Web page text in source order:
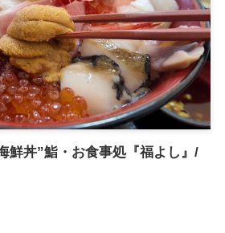
鮮丼”鮨・お食事処『福よし』/